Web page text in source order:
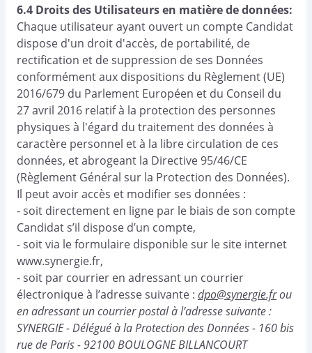
6.4 Droits des Utilisateurs en matière de données:
Chaque utilisateur ayant ouvert un compte Candidat
dispose d'un droit d'accès, de portabilité, de
rectification et de suppression de ses Données
conformément aux dispositions du Règlement (UE)
2016/679 du Parlement Européen et du Conseil du
27 avril 2016 relatif à la protection des personnes
physiques à l'égard du traitement des données à
caractère personnel et à la libre circulation de ces
données, et abrogeant la Directive 95/46/CE
(Règlement Général sur la Protection des Données).
Il peut avoir accès et modifier ses données :
- soit directement en ligne par le biais de son compte
Candidat s’il dispose d’un compte,
- soit via le formulaire disponible sur le site internet
www.synergie.fr,
- soit par courrier en adressant un courrier
électronique à l’adresse suivante : dpo@synergie.frou
en adressant un courrier postal à l’adresse suivante :
SYNERGIE - Délégué à la Protection des Données - 160 bis
rue de Paris - 92100 BOULOGNE BILLANCOURT